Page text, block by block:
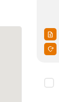
request_quote
moved_location